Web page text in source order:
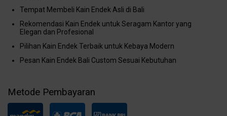
Tempat Membeli Kain Endek Asli di Bali
Rekomendasi Kain Endek untuk Seragam Kantor yang
Elegan dan Profesional
Pilihan Kain Endek Terbaik untuk Kebaya Modern
Pesan Kain Endek Bali Custom Sesuai Kebutuhan
Metode Pembayaran